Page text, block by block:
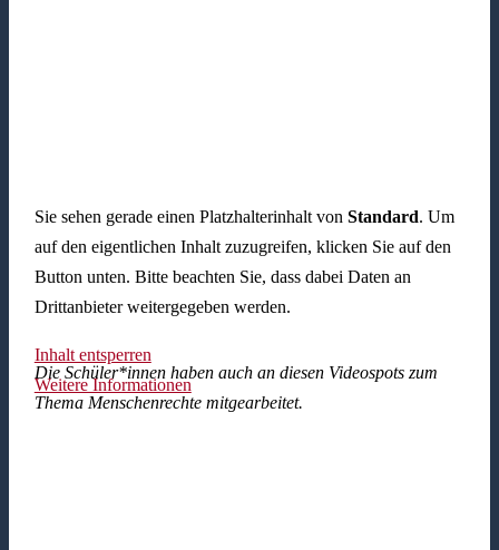
Sie sehen gerade einen Platzhalterinhalt von Standard. Um
auf den eigentlichen Inhalt zuzugreifen, klicken Sie auf den
Button unten. Bitte beachten Sie, dass dabei Daten an
Drittanbieter weitergegeben werden.
Inhalt entsperren
Weitere Informationen
Die Schüler*innen haben auch an diesen Videospots zum
Thema Menschenrechte mitgearbeitet.